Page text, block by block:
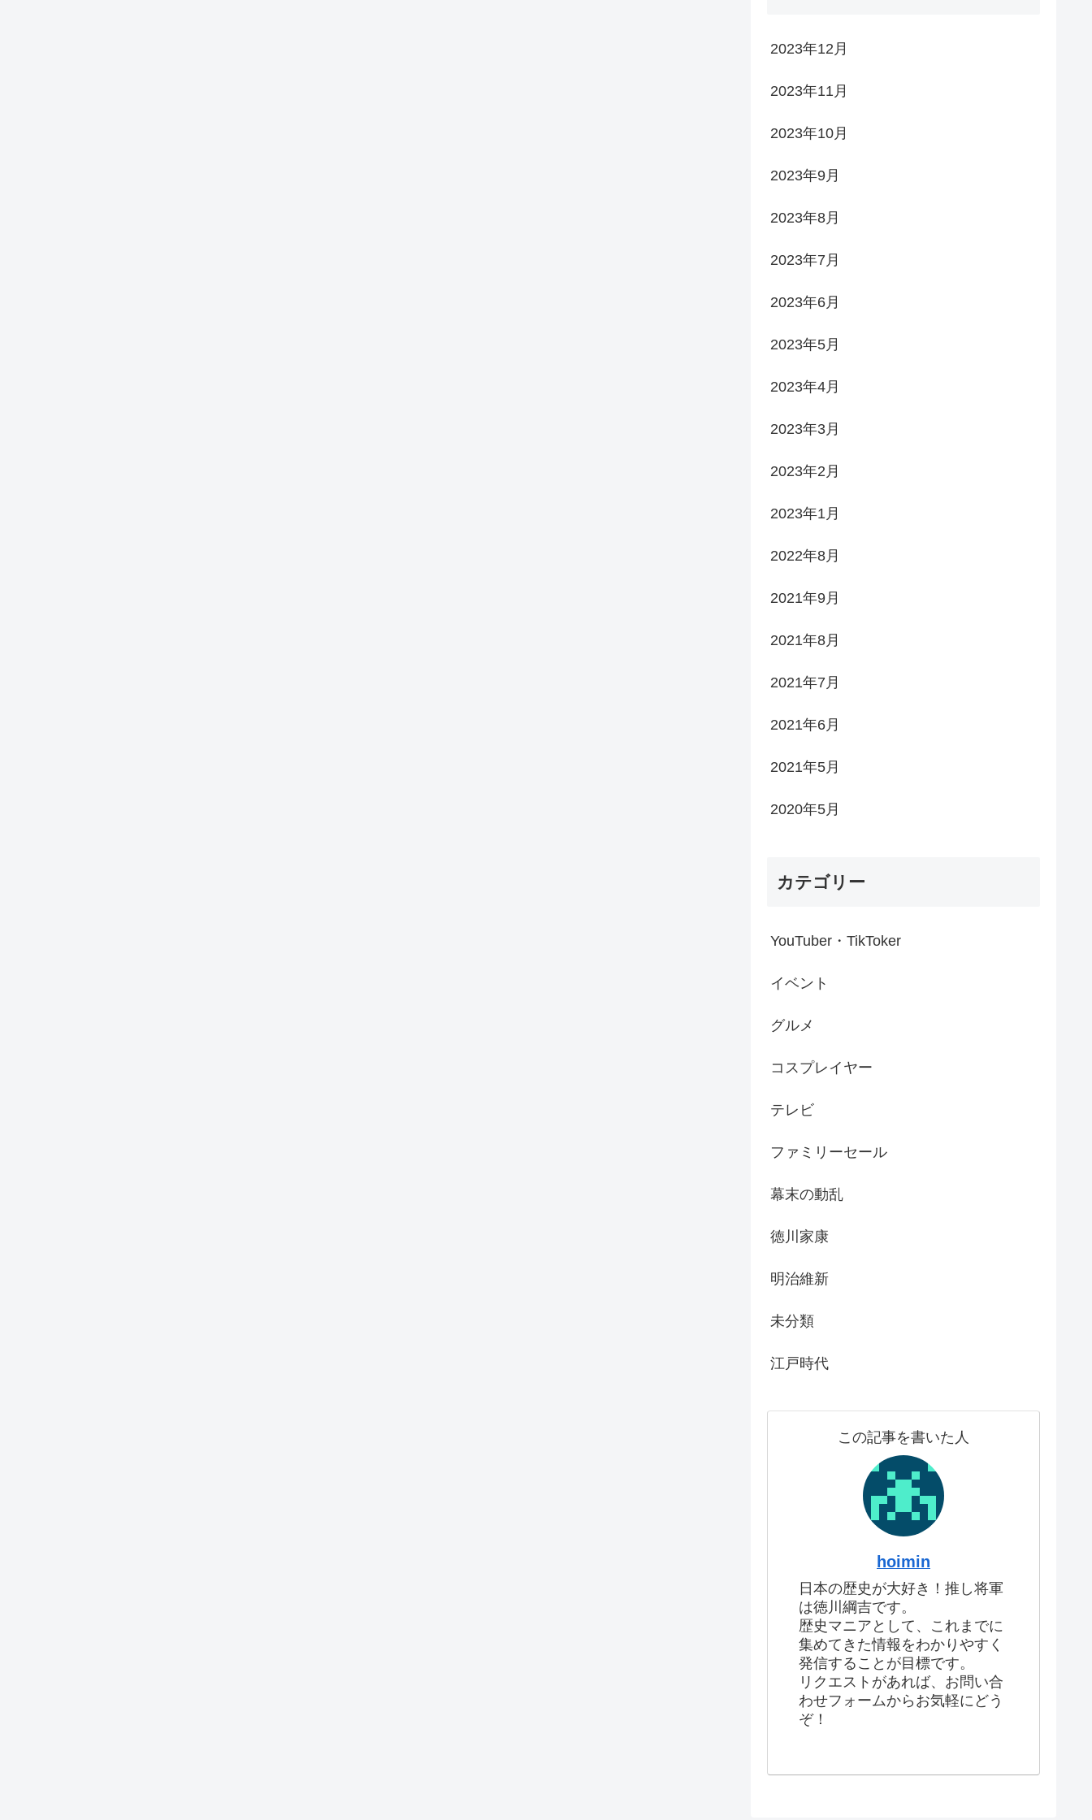
2023年12月
2023年11月
2023年10月
2023年9月
2023年8月
2023年7月
2023年6月
2023年5月
2023年4月
2023年3月
2023年2月
2023年1月
2022年8月
2021年9月
2021年8月
2021年7月
2021年6月
2021年5月
2020年5月
カテゴリー
YouTuber・TikToker
イベント
グルメ
コスプレイヤー
テレビ
ファミリーセール
幕末の動乱
徳川家康
明治維新
未分類
江戸時代
この記事を書いた人
hoimin
日本の歴史が大好き！推し将軍
は徳川綱吉です。
歴史マニアとして、これまでに
集めてきた情報をわかりやすく
発信することが目標です。
リクエストがあれば、お問い合
わせフォームからお気軽にどう
ぞ！